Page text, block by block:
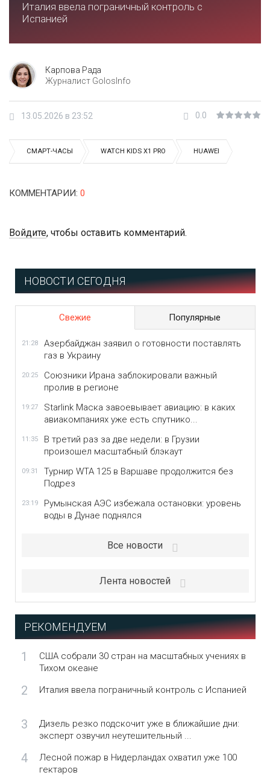
Италия ввела пограничный контроль с
Испанией
Карпова Рада
Журналист GolosInfo
13.05.2026 в 23:52 0.0
СМАРТ-ЧАСЫ WATCH KIDS X1 PRO HUAWEI
КОММЕНТАРИИ: 0
Войдите, чтобы оставить комментарий.
НОВОСТИ СЕГОДНЯ
Свежие Популярные
21:28
Азербайджан заявил о готовности поставлять
газ в Украину
20:25
Союзники Ирана заблокировали важный
пролив в регионе
19:27
Starlink Маска завоевывает авиацию: в каких
авиакомпаниях уже есть спутнико...
11:35
В третий раз за две недели: в Грузии
произошел масштабный блэкаут
09:31
Турнир WTA 125 в Варшаве продолжится без
Подрез
23:19
Румынская АЭС избежала остановки: уровень
воды в Дунае поднялся
Все новости
Лента новостей
РЕКОМЕНДУЕМ
1
США собрали 30 стран на масштабных учениях в
Тихом океане
2 Италия ввела пограничный контроль с Испанией
3
Дизель резко подскочит уже в ближайшие дни:
эксперт озвучил неутешительный ...
4
Лесной пожар в Нидерландах охватил уже 100
гектаров